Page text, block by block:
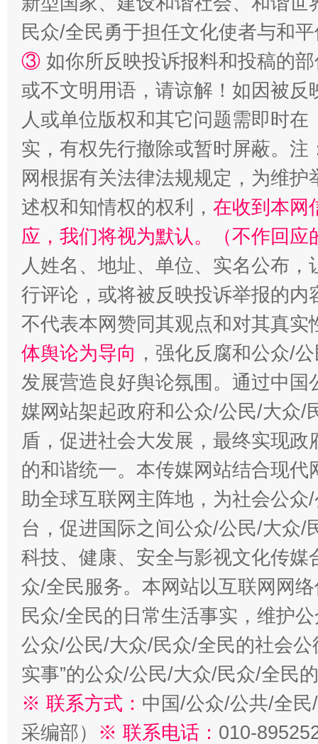
招工难、用工荒背后
民众/全民勇于担任文化使者与和
③ 如你所反映投诉报料和投稿的
或不文明用语，请谅解！如因被
人或单位版权和其它问题需即时在
实，有权先行撤除或暂时屏蔽。
网根据有关法律法规规定，为维
述权和知情权的权利， 在收到本网
应，我们将视为默认。（不作回应
人姓名、地址、单位、实名公布
行评论，或将被反映投诉举报的
不代表本网赞同其观点和对其真实
体舆论为导向 ，强化反腐和公众/
发展营造良好舆论氛围。通过中
媒网站架起政府和公众/公民/大众/
盾，促进社会大发展，最终实现
的和谐统一。本传媒网站结合现
助全球互联网主阵地，为社会公
台，促进国际之间公众/公民/大众/
科技、健康、安全与影视文化传
众/全民服务。本网站以互联网网
民众/全民的日常生活事实，维护
公众/公民/大众/民众/全民的社会公
实事”的公众/公民/大众/民众/全民
※ 联系方式： 中国/公众/公共/全
采编部） ※ 联系电话： 010-